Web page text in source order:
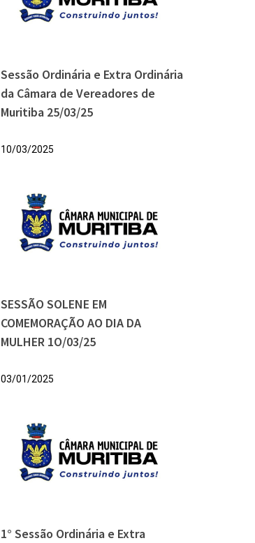
Sessão Ordinária e Extra Ordinária
da Câmara de Vereadores de
Muritiba 25/03/25
10/03/2025
SESSÃO SOLENE EM
COMEMORAÇÃO AO DIA DA
MULHER 1O/03/25
03/01/2025
1° Sessão Ordinária e Extra